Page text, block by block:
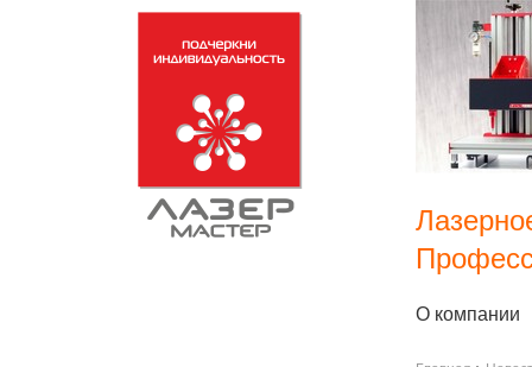
О компании